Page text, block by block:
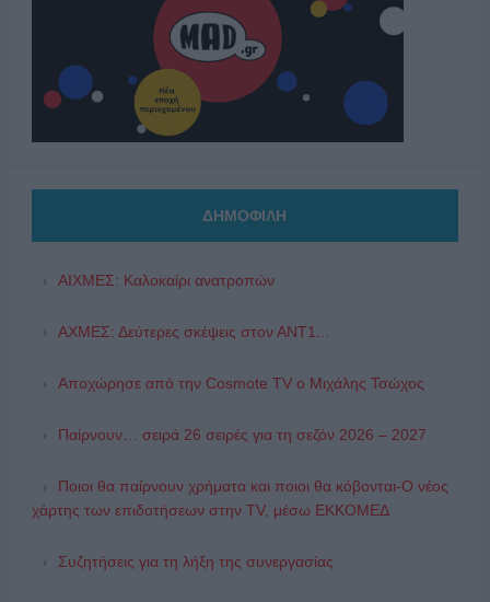
ΔΗΜΟΦΙΛΗ
ΑΙΧΜΕΣ: Καλοκαίρι ανατροπών
ΑΧΜΕΣ: Δεύτερες σκέψεις στον ΑΝΤ1...
Αποχώρησε από την Cosmote TV o Μιχάλης Τσώχος
Παίρνουν… σειρά 26 σειρές για τη σεζόν 2026 – 2027
Ποιοι θα παίρνουν χρήματα και ποιοι θα κόβονται-Ο νέος
χάρτης των επιδοτήσεων στην TV, μέσω ΕΚΚΟΜΕΔ
Συζητήσεις για τη λήξη της συνεργασίας